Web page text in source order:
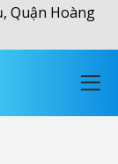
Quận Hoàng